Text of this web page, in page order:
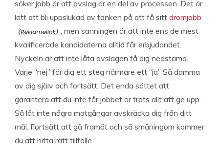
söker jobb är att avslag är en del av processen. Det är
lätt att bli uppslukad av tanken på att få sitt drömjobb
, men sanningen är att inte ens de mest
kvalificerade kandidaterna alltid får erbjudandet.
Nyckeln är att inte låta avslagen få dig nedstämd.
Varje “nej” för dig ett steg närmare ett “ja” Så damma
av dig själv och fortsätt. Det enda sättet att
garantera att du inte får jobbet är trots allt att ge upp.
Så låt inte några motgångar avskräcka dig från ditt
mål. Fortsätt att gå framåt och så småningom kommer
du att hitta rätt tillfälle.